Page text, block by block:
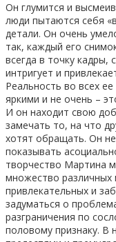
Он глумится и
люди пытаются себя
детали. Он очень
так, каждый его
всегда в точку кадры,
интригует и
Реальность во всех
яркими и не очень –
И он находит свою
замечать то, на что
хотят обращать. Он
показывать
творчество Мартина
множество различных
привлекательных и
задуматься о
разграничения по
половому признаку. В